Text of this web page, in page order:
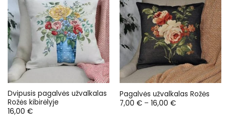
Dvipusis pagalvės užvalkalas
Rožės kibirėlyje
16,00 €
Pagalvės užvalkalas Rožės
7,00 € – 16,00 €Price